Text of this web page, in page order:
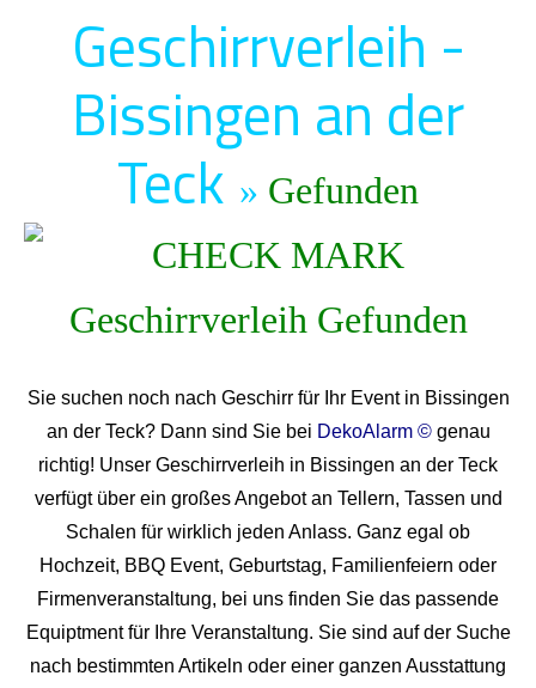
Geschirrverleih -
Bissingen an der
Teck » Gefunden
Sie suchen noch nach Geschirr für Ihr Event in Bissingen
an der Teck? Dann sind Sie bei DekoAlarm ©genau
richtig! Unser Geschirrverleih in Bissingen an der Teck
verfügt über ein großes Angebot an Tellern, Tassen und
Schalen für wirklich jeden Anlass. Ganz egal ob
Hochzeit, BBQ Event, Geburtstag, Familienfeiern oder
Firmenveranstaltung, bei uns finden Sie das passende
Equiptment für Ihre Veranstaltung. Sie sind auf der Suche
nach bestimmten Artikeln oder einer ganzen Ausstattung